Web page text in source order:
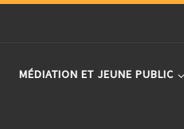
MÉDIATION ET JEUNE PUBLIC